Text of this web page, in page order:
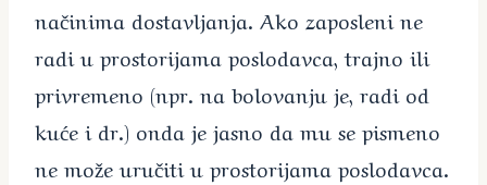
načinima dostavljanja. Ako zaposleni ne
radi u prostorijama poslodavca, trajno ili
privremeno (npr. na bolovanju je, radi od
kuće i dr.) onda je jasno da mu se pismeno
ne može uručiti u prostorijama poslodavca.